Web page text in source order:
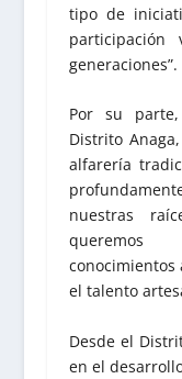
tipo de
generaciones”.
Por su
Distrito
alfarería
nuestras
queremos
el talento
Desde el
en el